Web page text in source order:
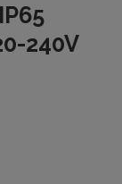
240V